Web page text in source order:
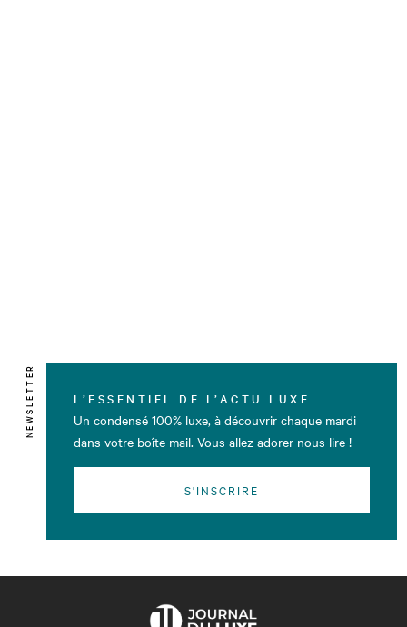
NEWSLETTER L’ESSENTIEL DE L’ACTU LUXE
Un condensé 100% luxe, à découvrir chaque mardi
dans votre boîte mail. Vous allez adorer nous lire !
S'INSCRIRE